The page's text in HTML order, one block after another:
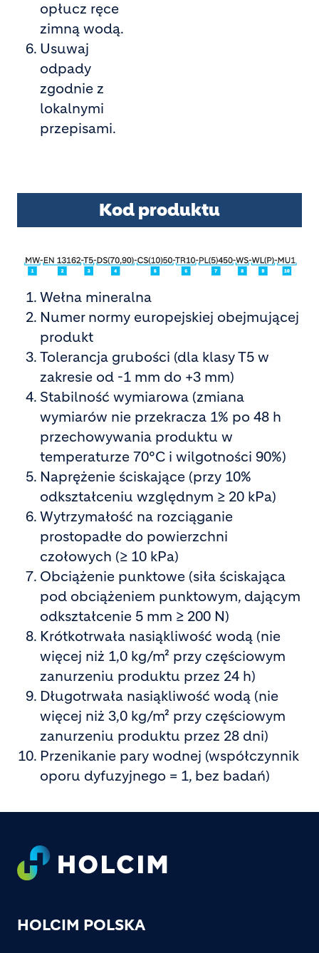
opłucz ręce
zimną wodą.
Usuwaj
odpady
zgodnie z
lokalnymi
przepisami.
Kod produktu
Wełna mineralna
Numer normy europejskiej obejmującej
produkt
Tolerancja grubości (dla klasy T5 w
zakresie od -1 mm do +3 mm)
Stabilność wymiarowa (zmiana
wymiarów nie przekracza 1% po 48 h
przechowywania produktu w
temperaturze 70°C i wilgotności 90%)
Naprężenie ściskające (przy 10%
odkształceniu względnym ≥ 20 kPa)
Wytrzymałość na rozciąganie
prostopadłe do powierzchni
czołowych (≥ 10 kPa)
Obciążenie punktowe (siła ściskająca
pod obciążeniem punktowym, dającym
odkształcenie 5 mm ≥ 200 N)
Krótkotrwała nasiąkliwość wodą (nie
więcej niż 1,0 kg/m² przy częściowym
zanurzeniu produktu przez 24 h)
Długotrwała nasiąkliwość wodą (nie
więcej niż 3,0 kg/m² przy częściowym
zanurzeniu produktu przez 28 dni)
Przenikanie pary wodnej (współczynnik
oporu dyfuzyjnego = 1, bez badań)
Footer
HOLCIM POLSKA